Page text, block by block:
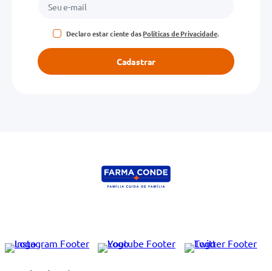
Declaro estar ciente dasPolíticas de Privacidade.
Cadastrar